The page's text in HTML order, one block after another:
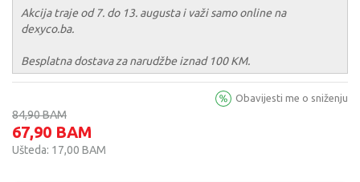
Akcija traje od 7. do 13. augusta i važi samo online na
dexyco.ba.
Besplatna dostava za narudžbe iznad 100 KM.
84,90BAM
67,90 BAM
Ušteda: 17,00 BAM
Obavijesti me o sniženju